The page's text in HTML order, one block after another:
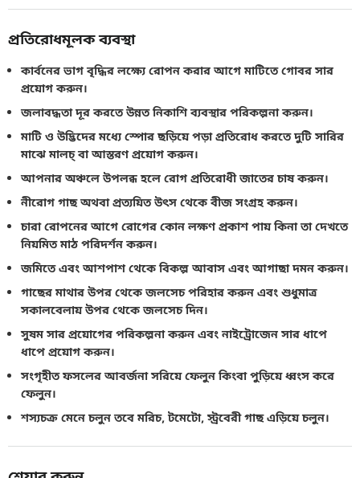
প্রতিরোধমূলক ব্যবস্থা
কার্বনের ভাগ বৃদ্ধির লক্ষ্যে রোপন করার আগে মাটিতে গোবর সার
প্রয়োগ করুন।
জলাবদ্ধতা দূর করতে উন্নত নিকাশি ব্যবস্থার পরিকল্পনা করুন।
মাটি ও উদ্ভিদের মধ্যে স্পোর ছড়িয়ে পড়া প্রতিরোধ করতে দুটি সারির
মাঝে মালচ্‌ বা আস্তরণ প্রয়োগ করুন।
আপনার অঞ্চলে উপলব্ধ হলে রোগ প্রতিরোধী জাতের চাষ করুন।
নীরোগ গাছ অথবা প্রত্যয়িত উৎস থেকে বীজ সংগ্রহ করুন।
চারা রোপনের আগে রোগের কোন লক্ষণ প্রকাশ পায় কিনা তা দেখতে
নিয়মিত মাঠ পরিদর্শন করুন।
জমিতে এবং আশপাশ থেকে বিকল্প আবাস এবং আগাছা দমন করুন।
গাছের মাথার উপর থেকে জলসেচ পরিহার করুন এবং শুধুমাত্র
সকালবেলায় উপর থেকে জলসেচ দিন।
সুষম সার প্রয়োগের পরিকল্পনা করুন এবং নাইট্রোজেন সার ধাপে
ধাপে প্রয়োগ করুন।
সংগৃহীত ফসলের আবর্জনা সরিয়ে ফেলুন কিংবা পুড়িয়ে ধ্বংস করে
ফেলুন।
শস্যচক্র মেনে চলুন তবে মরিচ, টমেটো, স্ট্রবেরী গাছ এড়িয়ে চলুন।